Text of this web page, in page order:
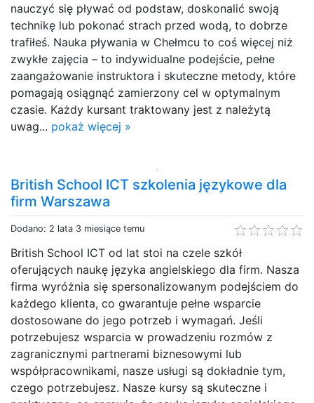
nauczyć się pływać od podstaw, doskonalić swoją
technikę lub pokonać strach przed wodą, to dobrze
trafiłeś. Nauka pływania w Chełmcu to coś więcej niż
zwykłe zajęcia – to indywidualne podejście, pełne
zaangażowanie instruktora i skuteczne metody, które
pomagają osiągnąć zamierzony cel w optymalnym
czasie. Każdy kursant traktowany jest z należytą
uwag... pokaż więcej »
British School ICT szkolenia językowe dla
firm Warszawa
Dodano: 2 lata 3 miesiące temu
British School ICT od lat stoi na czele szkół
oferujących naukę języka angielskiego dla firm. Nasza
firma wyróżnia się spersonalizowanym podejściem do
każdego klienta, co gwarantuje pełne wsparcie
dostosowane do jego potrzeb i wymagań. Jeśli
potrzebujesz wsparcia w prowadzeniu rozmów z
zagranicznymi partnerami biznesowymi lub
współpracownikami, nasze usługi są dokładnie tym,
czego potrzebujesz. Nasze kursy są skuteczne i